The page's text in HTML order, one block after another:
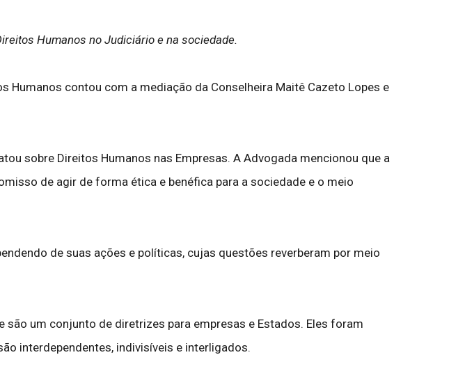
Humanos no Judiciário e na sociedade.
Humanos contou com a mediação da Conselheira Maitê Cazeto Lopes e
sobre Direitos Humanos nas Empresas. A Advogada mencionou que a
de agir de forma ética e benéfica para a sociedade e o meio
de suas ações e políticas, cujas questões reverberam por meio
um conjunto de diretrizes para empresas e Estados. Eles foram
interdependentes, indivisíveis e interligados.